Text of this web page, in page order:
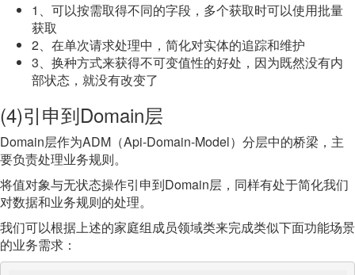
1、可以按需取得不同的字段，多个获取时可以使用批量
获取
2、在单次请求处理中，简化对实体的追踪和维护
3、换种方式来获得不可变值性的好处，因为既然没有内
部状态，就没有改变了
(4)引申到Domain层
Domain层作为ADM（Api-Domain-Model）分层中的桥梁，主
要负责处理业务规则。
将值对象与无状态操作引申到Domain层，同样有处于简化我们
对数据和业务规则的处理。
我们可以根据上述的家庭组成员领域类来完成类似下面功能场景
的业务需求：